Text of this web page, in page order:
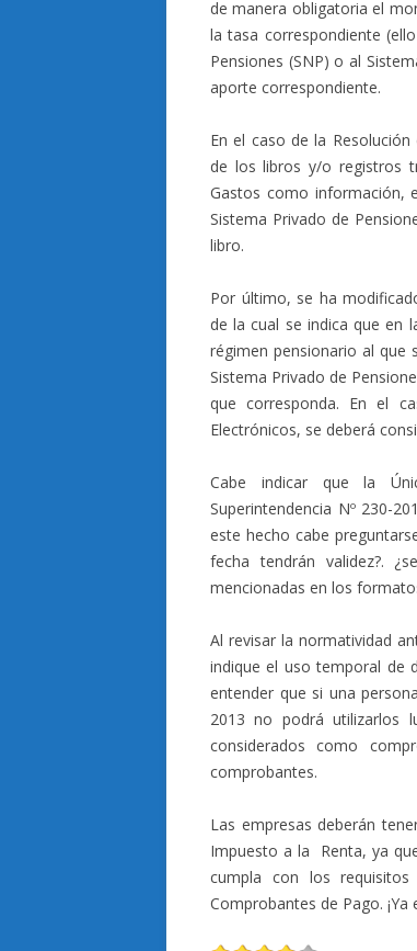
de manera obligatoria el
la tasa correspondiente
Pensiones (SNP) o al
aporte correspondiente.
En el caso de la
de los libros y/o registros
Gastos como información,
Sistema Privado de
libro.
Por último, se ha
de la cual se indica que en
régimen pensionario al que
Sistema Privado de
que corresponda. En el
Electrónicos, se deberá
Cabe indicar que la
Superintendencia Nº 230-
este hecho cabe
fecha tendrán validez?.
mencionadas en los
Al revisar la normatividad
indique el uso temporal de
entender que si una
2013 no podrá utilizarlos
considerados como
comprobantes.
Las empresas deberán
Impuesto a la Renta, ya
cumpla con los
Comprobantes de Pago.